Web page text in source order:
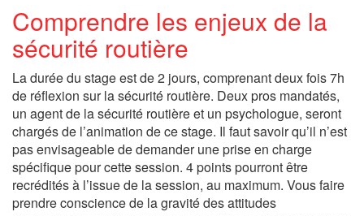
Comprendre les enjeux de la
sécurité routière
La durée du stage est de 2 jours, comprenant deux fois 7h
de réflexion sur la sécurité routière. Deux pros mandatés,
un agent de la sécurité routière et un psychologue, seront
chargés de l’animation de ce stage. Il faut savoir qu’il n’est
pas envisageable de demander une prise en charge
spécifique pour cette session. 4 points pourront être
recrédités à l’issue de la session, au maximum. Vous faire
prendre conscience de la gravité des attitudes